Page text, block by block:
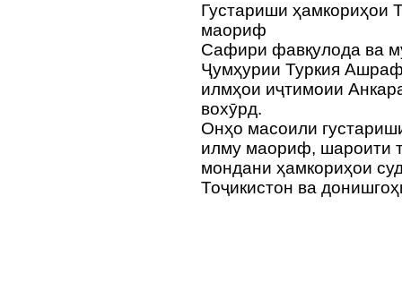
Густариши ҳамкориҳои
маориф
Сафири фавқулода ва
Ҷумҳурии Туркия
илмҳои иҷтимоии
вохӯрд.
Онҳо масоили
илму маориф, шароити
мондани ҳамкориҳои
Тоҷикистон ва